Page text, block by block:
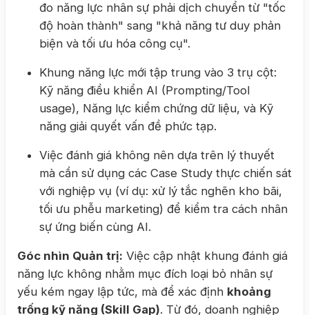
đo năng lực nhân sự phải dịch chuyển từ "tốc
độ hoàn thành" sang "khả năng tư duy phản
biện và tối ưu hóa công cụ".
Khung năng lực mới tập trung vào 3 trụ cột:
Kỹ năng điều khiển AI (Prompting/Tool
usage), Năng lực kiểm chứng dữ liệu, và Kỹ
năng giải quyết vấn đề phức tạp.
Việc đánh giá không nên dựa trên lý thuyết
mà cần sử dụng các Case Study thực chiến sát
với nghiệp vụ (ví dụ: xử lý tắc nghẽn kho bãi,
tối ưu phễu marketing) để kiểm tra cách nhân
sự ứng biến cùng AI.
Góc nhìn Quản trị: Việc cập nhật khung đánh giá
năng lực không nhằm mục đích loại bỏ nhân sự
yếu kém ngay lập tức, mà để xác định khoảng
trống kỹ năng (Skill Gap). Từ đó, doanh nghiệp